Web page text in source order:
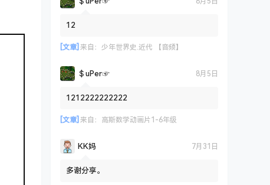
12
[文章] 来自： 少年世界史.近代 【音频】
＄uΡer☞ 8月5日
1212222222222
[文章] 来自： 高斯数学动画片1-6年级
KK妈 7月31日
多谢分享。